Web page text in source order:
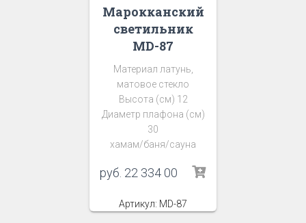
Марокканский
светильник
MD-87
Материал латунь,
матовое стекло
Высота (см) 12
Диаметр плафона (см)
30
хамам/баня/сауна
руб. 22 334 00
Артикул: MD-87